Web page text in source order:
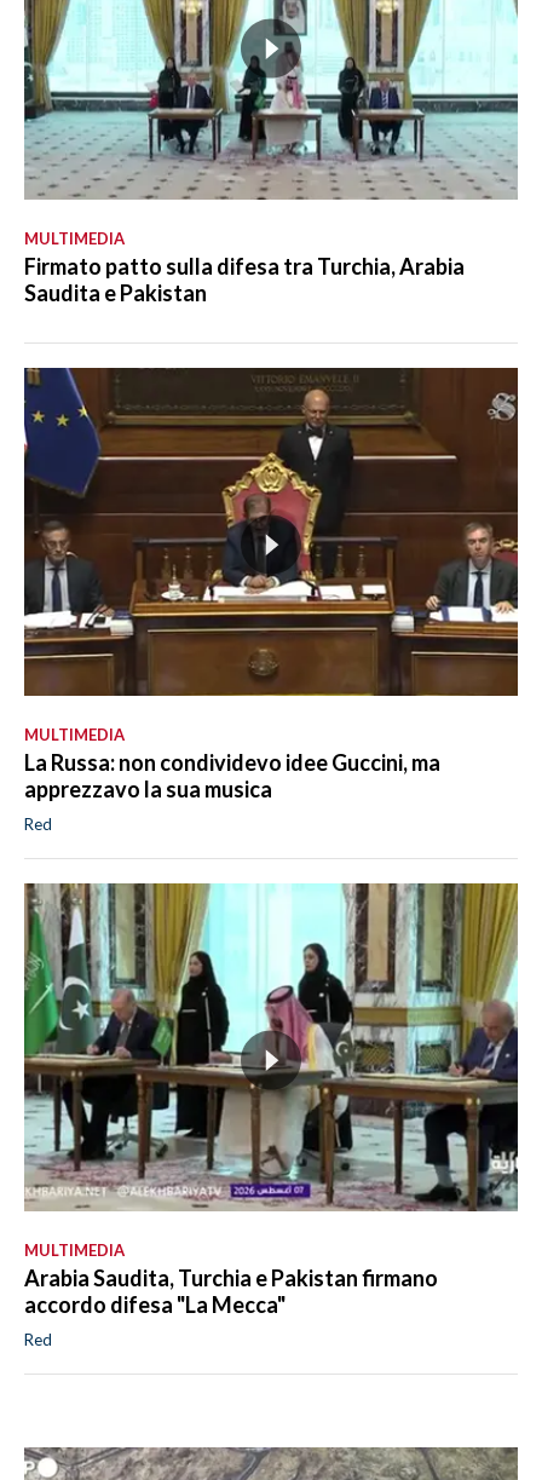
MULTIMEDIA
Firmato patto sulla difesa tra Turchia, Arabia
Saudita e Pakistan
MULTIMEDIA
La Russa: non condividevo idee Guccini, ma
apprezzavo la sua musica
Red
MULTIMEDIA
Arabia Saudita, Turchia e Pakistan firmano
accordo difesa "La Mecca"
Red